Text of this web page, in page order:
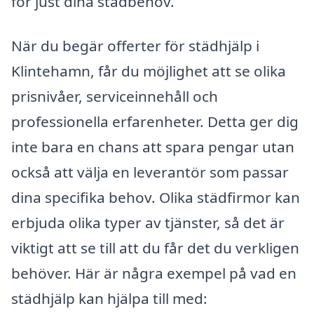
När du begär offerter för städhjälp i
Klintehamn, får du möjlighet att se olika
prisnivåer, serviceinnehåll och
professionella erfarenheter. Detta ger dig
inte bara en chans att spara pengar utan
också att välja en leverantör som passar
dina specifika behov. Olika städfirmor kan
erbjuda olika typer av tjänster, så det är
viktigt att se till att du får det du verkligen
behöver. Här är några exempel på vad en
städhjälp kan hjälpa till med: